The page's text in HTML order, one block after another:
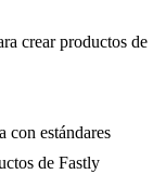
crear productos de
con estándares
de Fastly